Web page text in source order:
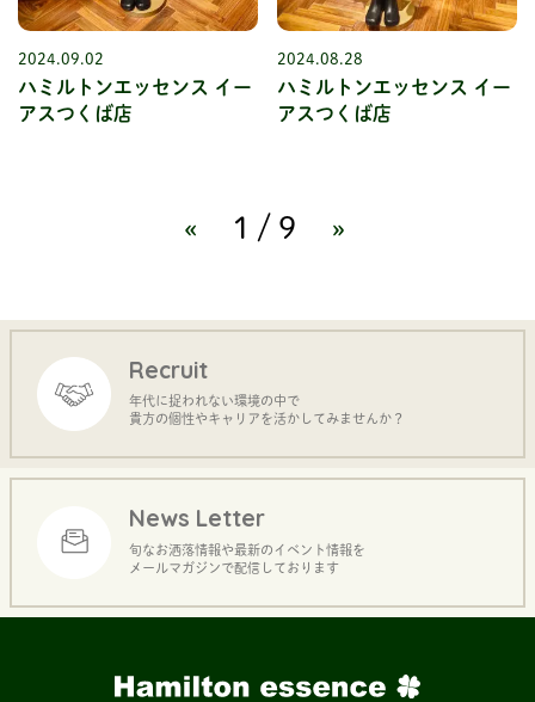
2024.09.02
ハミルトンエッセンス イー
アスつくば店
2024.08.28
ハミルトンエッセンス イー
アスつくば店
« 1/9 »
Recruit
年代に捉われない環境の中で
貴方の個性やキャリアを活かしてみませんか？
News Letter
旬なお洒落情報や最新のイベント情報を
メールマガジンで配信しております